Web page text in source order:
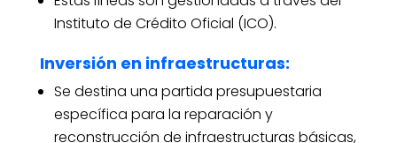
Instituto de Crédito Oficial (ICO).
Inversión en infraestructuras:
Se destina una partida presupuestaria
específica para la reparación y
reconstrucción de infraestructuras básicas,